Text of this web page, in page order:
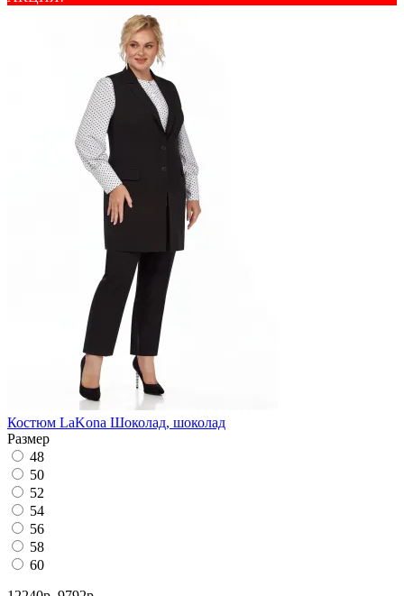
Костюм LaKona Шоколад, шоколад
Размер
48
50
52
54
56
58
60